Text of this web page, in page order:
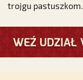
trojgu pastuszkom.